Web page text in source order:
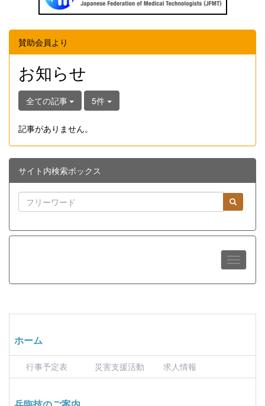
賛助会員より
お知らせ
全ての記事 5件
記事がありません。
サイト内検索ボックス
ホーム
行事予定表 災害支援活動 求人情報